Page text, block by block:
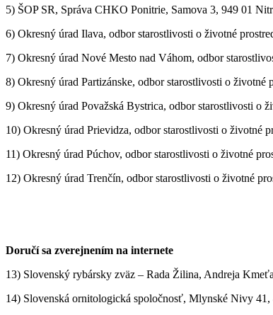
5) ŠOP SR, Správa CHKO Ponitrie, Samova 3, 949 01
6) Okresný úrad Ilava, odbor starostlivosti o životné
7) Okresný úrad Nové Mesto nad Váhom, odbor
8) Okresný úrad Partizánske, odbor starostlivosti o životné
9) Okresný úrad Považská Bystrica, odbor starostlivosti o
10) Okresný úrad Prievidza, odbor starostlivosti o životné
11) Okresný úrad Púchov, odbor starostlivosti o životné
12) Okresný úrad Trenčín, odbor starostlivosti o životné
Doručí sa zverejnením na internete
13) Slovenský rybársky zväz – Rada Žilina, Andreja
14) Slovenská ornitologická spoločnosť, Mlynské Nivy 41,